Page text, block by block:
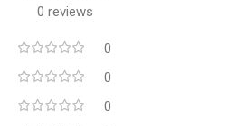
0 reviews
0
0
0